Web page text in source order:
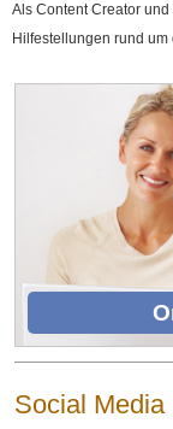
Als Content Creator
Hilfestellungen rund
Social Media